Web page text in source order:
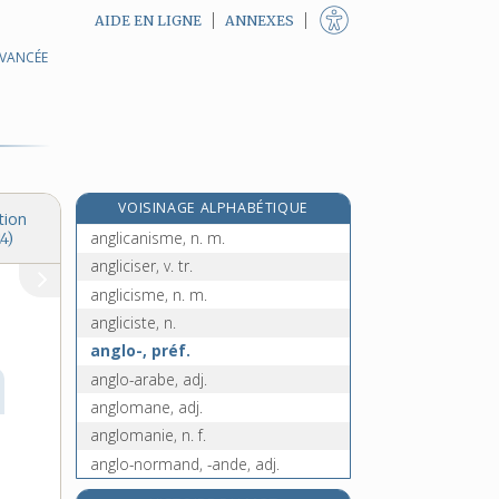
AIDE EN LIGNE ANNEXES
VOISINAGE ALPHABÉTIQUE
anglican, -ane, adj.
anglicanisme, n. m.
angliciser, v. tr.
anglicisme, n. m.
angliciste, n.
anglo-, préf.
anglo-arabe, adj.
anglomane, adj.
anglomanie, n. f.
anglo-normand, -ande, adj.
anglophile, adj.